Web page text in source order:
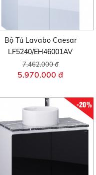
Bộ Tủ Lavabo Caesar
LF5240/EH46001AV
7.462.000 đ
5.970.000 đ
-20%